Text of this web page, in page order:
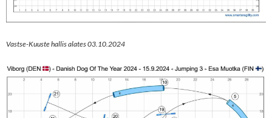
Vastse-Kuuste hallis alates 03.10.2024